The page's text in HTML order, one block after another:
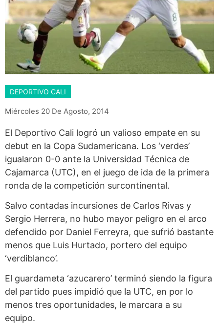
DEPORTIVO CALI
Miércoles 20 De Agosto, 2014
El Deportivo Cali logró un valioso empate en su
debut en la Copa Sudamericana. Los ‘verdes’
igualaron 0-0 ante la Universidad Técnica de
Cajamarca (UTC), en el juego de ida de la primera
ronda de la competición surcontinental.
Salvo contadas incursiones de Carlos Rivas y
Sergio Herrera, no hubo mayor peligro en el arco
defendido por Daniel Ferreyra, que sufrió bastante
menos que Luis Hurtado, portero del equipo
‘verdiblanco’.
El guardameta ‘azucarero’ terminó siendo la figura
del partido pues impidió que la UTC, en por lo
menos tres oportunidades, le marcara a su
equipo.